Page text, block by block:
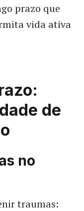
prazo que
vida ativa
de
no
traumas: